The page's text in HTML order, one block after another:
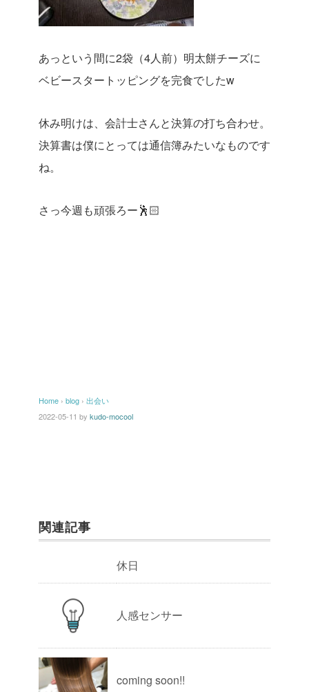
あっという間に2袋（4人前）明太餅チーズに
ベビースタートッピングを完食でしたw
休み明けは、会計士さんと決算の打ち合わせ。
決算書は僕にとっては通信簿みたいなものです
ね。
さっ今週も頑張ろー🕺🏻
Home › blog › 出会い
2022-05-11 by kudo-mocool
関連記事
休日
人感センサー
coming soon!!